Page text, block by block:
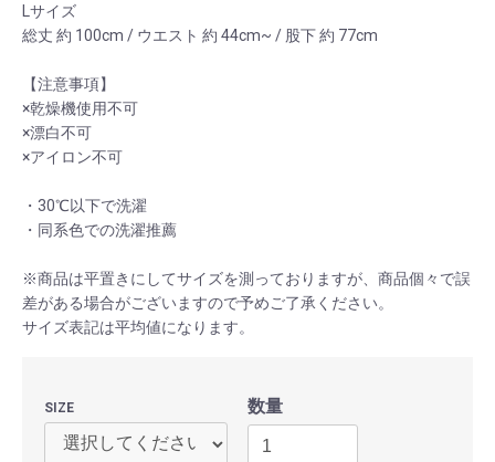
Lサイズ
総丈 約 100cm / ウエスト 約 44cm~ / 股下 約 77cm
【注意事項】
×乾燥機使用不可
×漂白不可
×アイロン不可
・30℃以下で洗濯
・同系色での洗濯推薦
※商品は平置きにしてサイズを測っておりますが、商品個々で誤
差がある場合がございますので予めご了承ください。
サイズ表記は平均値になります。
SIZE 数量